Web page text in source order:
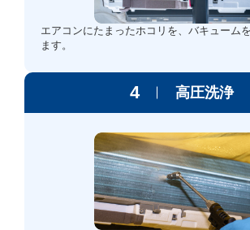
エアコンにたまったホコリを、バキューム
ます。
4 高圧洗浄